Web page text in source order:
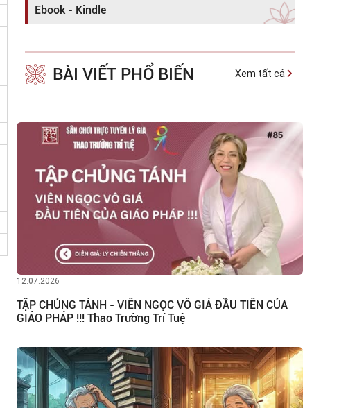
Ebook - Kindle
BÀI VIẾT PHỔ BIẾN Xem tất cả
12.07.2026
TẬP CHỦNG TÁNH - VIÊN NGỌC VÔ GIÁ ĐẦU TIÊN CỦA
GIÁO PHÁP !!! Thao Trường Trí Tuệ